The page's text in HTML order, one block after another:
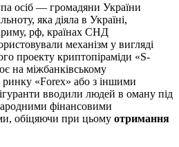
осіб — громадяни України
яка діяла в Україні,
рф, країнах СНД
механізм у вигляді
проекту криптопіраміди «S-
на міжбанківському
«Forex» або з іншими
вводили людей в оману під
фінансовими
обіцяючи при цьому отримання